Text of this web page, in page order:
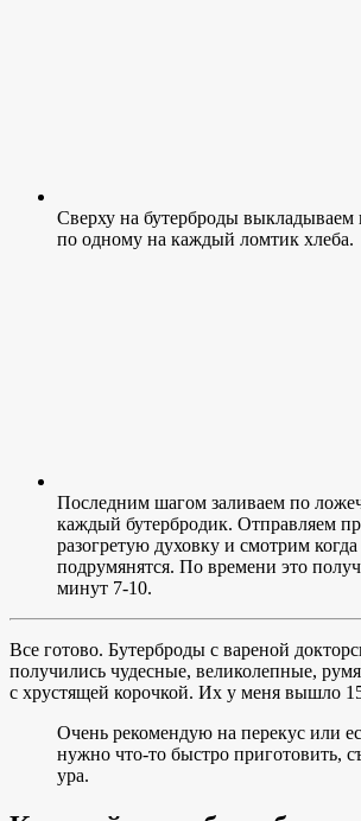
Сверху на бутерброды выкладываем
по одному на каждый ломтик хлеба.
Последним шагом заливаем по
каждый бутербродик. Отправляем
разогретую духовку и смотрим
подрумянятся. По времени это
минут 7-10.
Все готово. Бутерброды с вареной
получились чудесные, великолепные,
с хрустящей корочкой. Их у меня вышло
Очень рекомендую на перекус или
нужно что-то быстро приготовить,
ура.